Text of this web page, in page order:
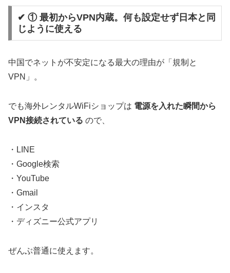
✔ ① 最初からVPN内蔵。何も設定せず日本と同
じように使える
中国でネットが不安定になる最大の理由が「規制と
VPN」。
でも海外レンタルWiFiショップは 電源を入れた瞬間から
VPN接続されている ので、
・LINE
・Google検索
・YouTube
・Gmail
・インスタ
・ディズニー公式アプリ
ぜんぶ普通に使えます。